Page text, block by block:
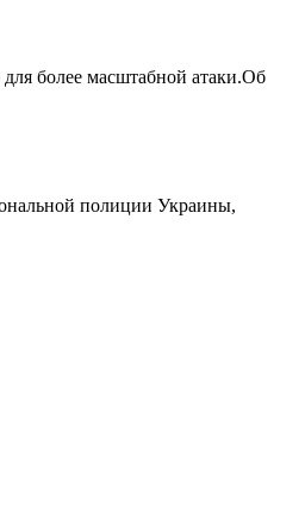
более масштабной атаки.Об
полиции Украины,